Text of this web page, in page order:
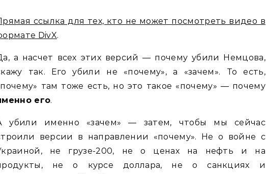
ссылка для тех, кто не может посмотреть видео в
DivX.
а насчет всех этих версий — почему убили Немцова,
так. Его убили не «почему», а «зачем». То есть,
там тоже есть, но это такое «почему» — почему
его.
убили именно «зачем» — затем, чтобы мы сейчас
версии в направлении «почему». Не о войне с
не грузе-200, не о ценах на нефть и на
не о курсе доллара, не о санкциях и